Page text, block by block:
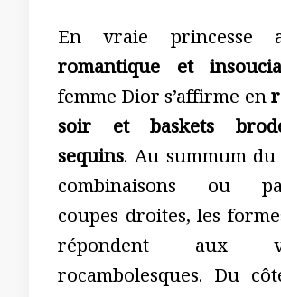
En vraie princesse
romantique et
femme Dior s’affirme en
soir et baskets
sequins. Au summum
combinaisons ou
coupes droites, les
répondent aux
rocambolesques. Du